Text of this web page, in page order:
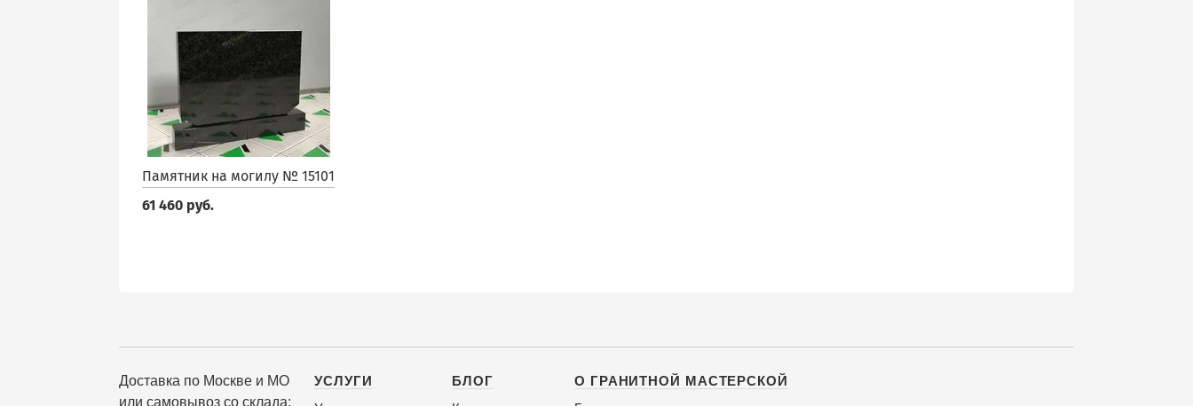
Памятник на могилу № 15101
61 460 руб.
Доставка по Москве и МО
или самовывоз со склада:
УСЛУГИ
БЛОГ
О ГРАНИТНОЙ МАСТЕРСКОЙ